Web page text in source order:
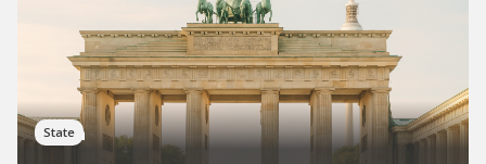
State
Berlin